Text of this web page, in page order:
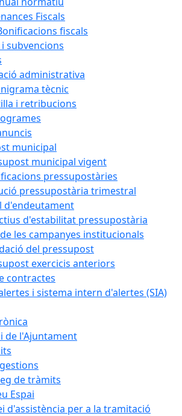
Fiscals
fiscals
subvencions
administrativa
tècnic
i retribucions
municipal
municipal vigent
pressupostàries
pressupostària trimestral
d'endeutament
d'estabilitat pressupostària
les campanyes institucionals
del pressupost
exercicis anteriors
contractes
i sistema intern d'alertes (SIA)
de l'Ajuntament
de tràmits
Espai
d'assistència per a la tramitació